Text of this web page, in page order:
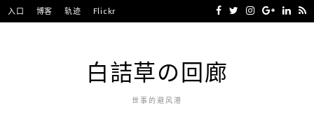
Skip
to
入口 博客 轨迹 Flickr
白詰草の回廊
世事的避风港